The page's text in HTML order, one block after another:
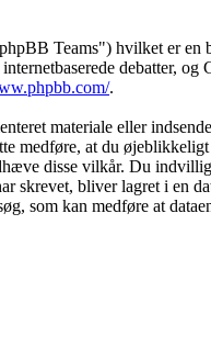
Teams") hvilket er en
debatter,
.
materiale eller
at du
disse vilkår. Du
skrevet, bliver lagret i en
som kan medføre at